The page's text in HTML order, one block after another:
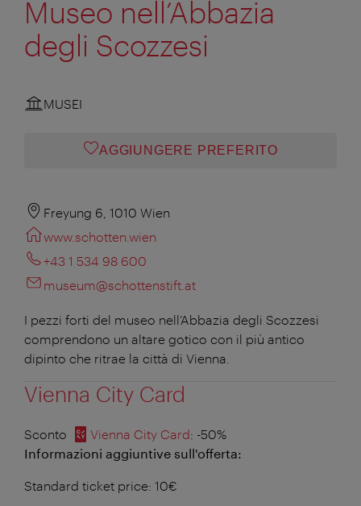
Museo nell’Abbazia
degli Scozzesi
MUSEI
AGGIUNGERE PREFERITO
Freyung 6, 1010 Wien
www.schotten.wien
+43 1 534 98 600
museum@schottenstift.at
I pezzi forti del museo nell’Abbazia degli Scozzesi
comprendono un altare gotico con il più antico
dipinto che ritrae la città di Vienna.
Vienna City Card
Sconto Vienna City Card: -50%
Informazioni aggiuntive sull'offerta:
Standard ticket price: 10€